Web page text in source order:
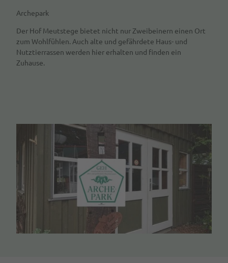
Archepark
Der Hof Meutstege bietet nicht nur Zweibeinern einen Ort
zum Wohlfühlen. Auch alte und gefährdete Haus- und
Nutztierrassen werden hier erhalten und finden ein
Zuhause.